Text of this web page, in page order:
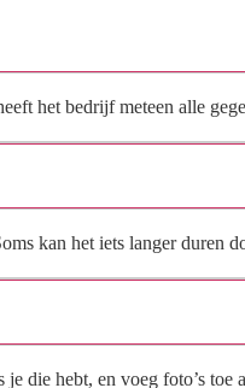
het bedrijf meteen alle
kan het iets langer duren
die hebt, en voeg foto’s